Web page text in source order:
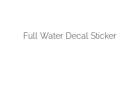
Full Water Decal Sticker